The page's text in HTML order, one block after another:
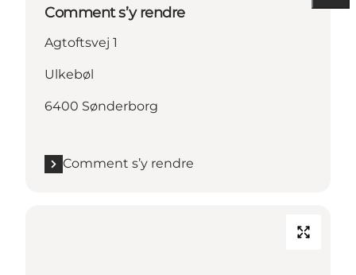
Comment s’y rendre
Agtoftsvej 1
Ulkebøl
6400 Sønderborg
Comment s’y rendre